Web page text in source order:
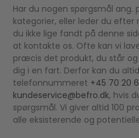
Har du nogen spørgsmål ang.
kategorier, eller leder du
du ikke lige fandt på denne
at kontakte os. Ofte kan vi
præcis det produkt, du står
dig i en fart. Derfor kan du
telefonnummeret +45 70 20
kundeservice@befro.dk, hvis
spørgsmål. Vi giver altid 100
alle eksisterende og